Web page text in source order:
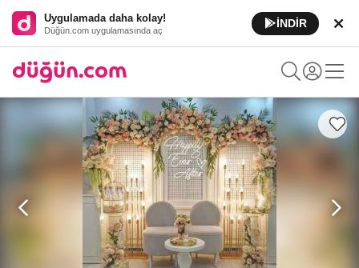
Uygulamada daha kolay!
Düğün.com uygulamasında aç
İNDİR